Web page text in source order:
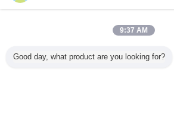
Все продукты
9:37 AM
Good day, what product are you looking for?